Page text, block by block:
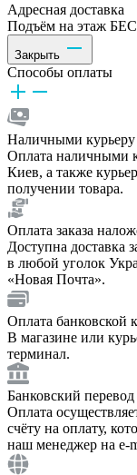
Адресная доставка
Подъём на этаж
Закрыть
Способы оплаты
Наличными курьеру
Оплата наличными
Киев, а также
получении товара.
Оплата заказа
Доступна доставка
в любой уголок
«Новая Почта».
Оплата банковской
В магазине или
терминал.
Банковский перевод
Оплата
счёту на оплату,
наш менеджер на e-